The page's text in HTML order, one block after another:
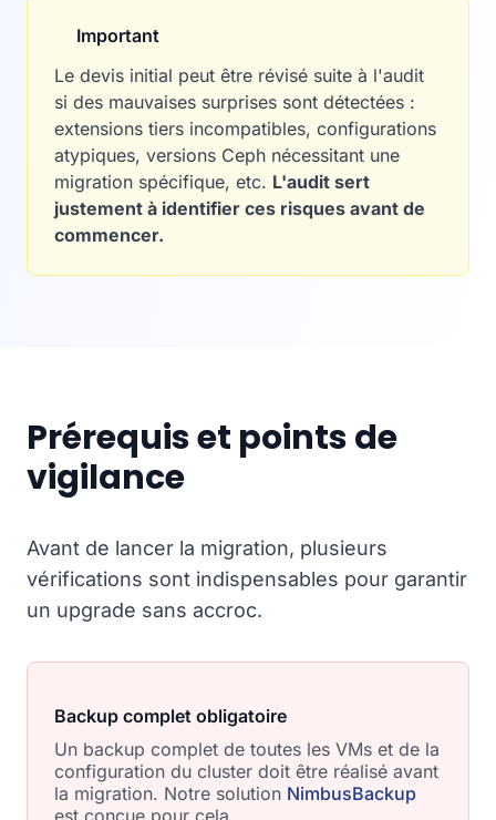
Important
Le devis initial peut être révisé suite à l'audit
si des mauvaises surprises sont détectées :
extensions tiers incompatibles, configurations
atypiques, versions Ceph nécessitant une
migration spécifique, etc. L'audit sert
justement à identifier ces risques avant de
commencer.
Prérequis et points de
vigilance
Avant de lancer la migration, plusieurs
vérifications sont indispensables pour garantir
un upgrade sans accroc.
Backup complet obligatoire
Un backup complet de toutes les VMs et de la
configuration du cluster doit être réalisé avant
la migration. Notre solution NimbusBackup
est conçue pour cela.